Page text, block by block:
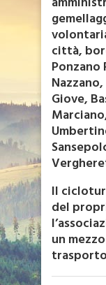
città,
Ponzano
Giove,
Il
del
un